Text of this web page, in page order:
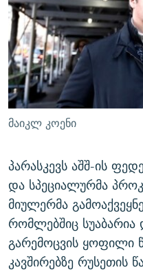
ᲛᲝᲚᲐᲞᲐᲠᲐᲙᲔ ᲢᲔᲥᲡᲢᲔᲑᲘ
ᲨᲘᲜ - ᲣᲪᲮᲝᲔᲗᲨᲘ
ᲚᲘᲢᲔᲠᲐᲢᲣᲠᲣᲚᲘ
ᲐᲛᲔᲠᲘᲙᲣᲚᲘ ᲛᲝᲗᲮᲠᲝᲑᲐ
ᲘᲛᲞᲔᲠᲘᲐ ᲓᲐ ᲠᲐᲓᲘᲝ
ᲩᲔᲛᲘ ᲡᲘᲙᲕᲓᲘᲚᲘᲡ ᲛᲘᲖᲔᲖᲘᲐ
11 ᲬᲔᲚᲘ - 11 ᲐᲛᲑᲐᲕᲘ
ᲡᲐᲞᲐᲠᲚᲐᲛᲔᲜᲢᲝ
ᲑᲐᲕᲨᲕᲔᲑᲘ
5 ᲐᲛᲑᲐᲕᲘ - 20 ᲘᲕᲜᲘᲡᲡ
ПРИВЕТ ᲙᲣᲚᲢᲣᲠᲐ
ᲒᲐᲛᲝᲘᲬᲔᲠᲔ
რთე/რთ-ის ყველა
მაიკლ კოენი
პარასკევს აშშ-ის
და სპეციალურმა
მიულერმა
რომლებშიც
გარემოცვის ყოფილი
კავშირებზე რუსეთის